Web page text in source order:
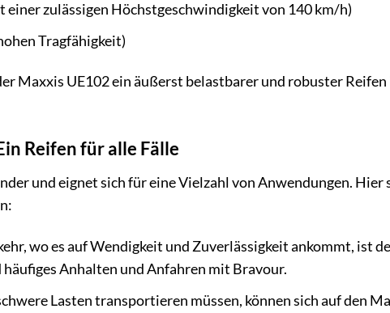
zulässigen Höchstgeschwindigkeit von 140 km/h)
Tragfähigkeit)
Maxxis UE102 ein äußerst belastbarer und robuster
Reifen für alle Fälle
und eignet sich für eine Vielzahl von Anwendungen. Hier
wo es auf Wendigkeit und Zuverlässigkeit ankommt, ist
Anhalten und Anfahren mit Bravour.
Lasten transportieren müssen, können sich auf den